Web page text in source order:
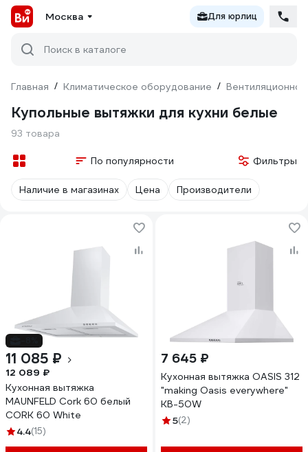
Москва Для юрлиц
Поиск в каталоге
Главная / Климатическое оборудование /
Купольные вытяжки для кухни белые
93 товара
По популярности Фильтры
Наличие в магазинах Цена Производители
11 085 ₽
12 089 ₽
Кухонная вытяжка
MAUNFELD Cork 60 белый
CORK 60 White
4.4(15)
7 645 ₽
Кухонная вытяжка OASIS 312
"making Оasis everywhere"
KB-50W
5(2)